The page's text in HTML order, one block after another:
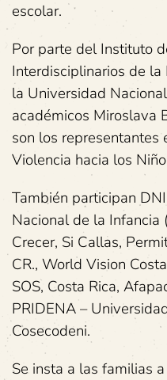
escolar.
Por parte del Instituto
Interdisciplinarios de
la Universidad
académicos Miroslava
son los representantes
Violencia hacia los
También participan
Nacional de la Infancia
Crecer, Si Callas,
CR., World Vision
SOS, Costa Rica,
PRIDENA –
Cosecodeni.
Se insta a las familias